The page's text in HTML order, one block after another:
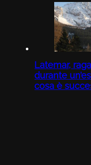
Latemar,
durante
cosa è